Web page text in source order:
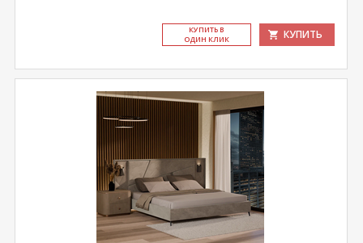
КУ­ПИТЬ В
ОДИН КЛИК
КУПИТЬ